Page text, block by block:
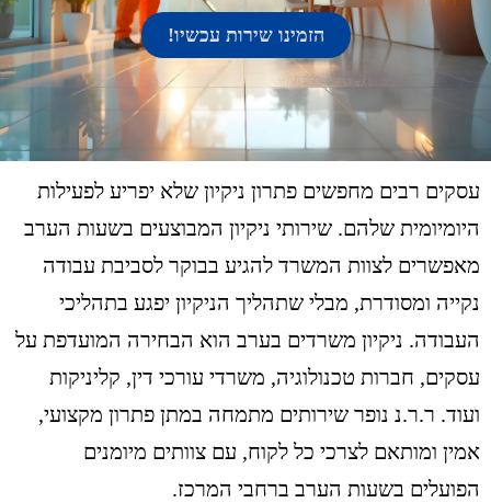
הזמינו שירות עכשיו!
עסקים רבים מחפשים פתרון ניקיון שלא יפריע לפעילות
היומיומית שלהם. שירותי ניקיון המבוצעים בשעות הערב
מאפשרים לצוות המשרד להגיע בבוקר לסביבת עבודה
נקייה ומסודרת, מבלי שתהליך הניקיון יפגע בתהליכי
העבודה. ניקיון משרדים בערב הוא הבחירה המועדפת על
עסקים, חברות טכנולוגיה, משרדי עורכי דין, קליניקות
ועוד. ר.ר.נ נופר שירותים מתמחה במתן פתרון מקצועי,
אמין ומותאם לצרכי כל לקוח, עם צוותים מיומנים
הפועלים בשעות הערב ברחבי המרכז.